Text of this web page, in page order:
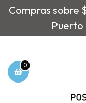
Compras sobre
Puerto
0